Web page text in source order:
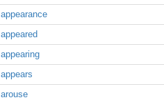
appearance
appeared
appearing
appears
arouse